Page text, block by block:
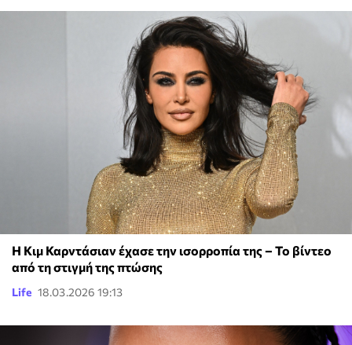
Η Κιμ Καρντάσιαν έχασε την ισορροπία της – Το βίντεο
από τη στιγμή της πτώσης
Life 18.03.2026 19:13